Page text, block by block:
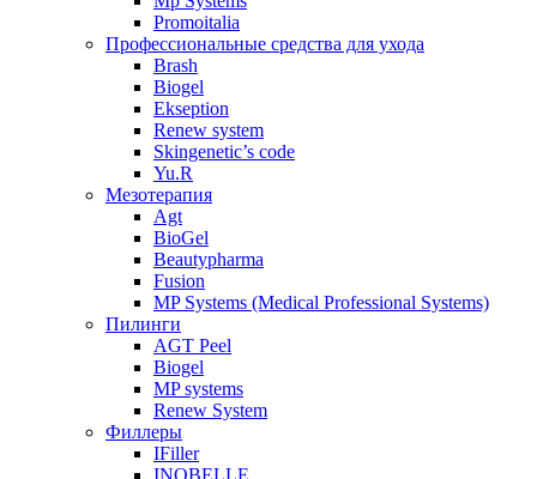
Promoitalia
Профессиональные средства для ухода
Brash
Biogel
Ekseption
Renew system
Skingenetic’s code
Yu.R
Мезотерапия
Agt
BioGel
Beautypharma
Fusion
MP Systems (Medical Professional Systems)
Пилинги
AGT Peel
Biogel
MP systems
Renew System
Филлеры
IFiller
INOBELLE